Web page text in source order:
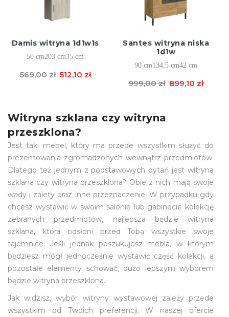
Damis witryna 1d1w1s
50 cm203 cm35 cm
512,10 zł
569,00 zł
Santes witryna niska
1d1w
90 cm134,5 cm42 cm
899,10 zł
999,00 zł
Witryna szklana czy witryna
przeszklona?
Jest taki mebel, który ma przede wszystkim służyć do
prezentowania zgromadzonych wewnątrz przedmiotów.
Dlatego też jednym z podstawowych pytań jest witryna
szklana czy witryna przeszklona? Obie z nich mają swoje
wady i zalety oraz inne przeznaczenie. W przypadku gdy
chcesz wystawić w swoim salonie lub gabinecie kolekcję
zebranych przedmiotów, najlepsza będzie witryna
szklana, która odsłoni przed Tobą wszystkie swoje
tajemnice. Jeśli jednak poszukujesz mebla, w którym
będziesz mógł jednocześnie wystawić część kolekcji, a
pozostałe elementy schować, dużo lepszym wyborem
będzie witryna przeszklona.
Jak widzisz, wybór witryny wystawowej zależy przede
wszystkim od Twoich preferencji. W naszej ofercie